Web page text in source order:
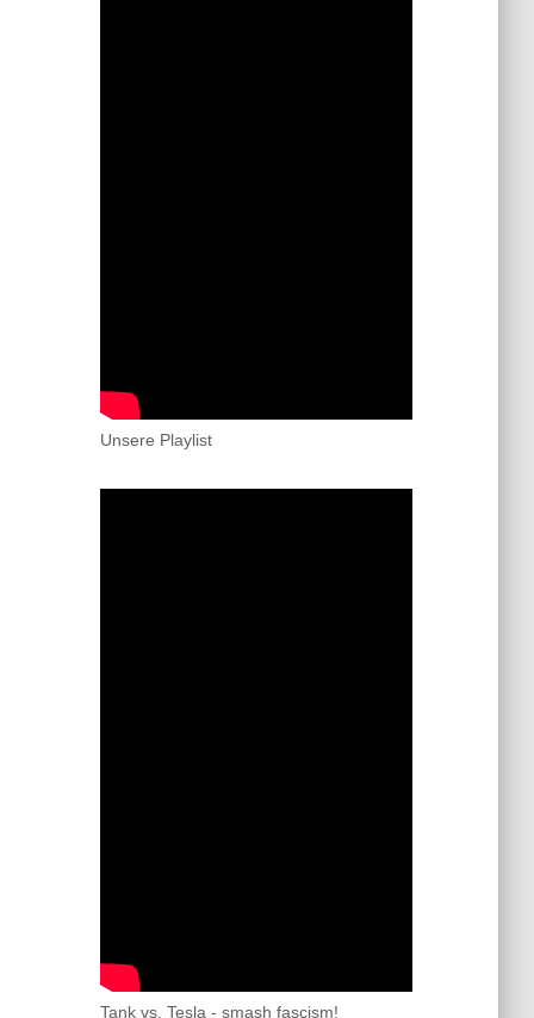
Unsere Playlist
Tank vs. Tesla - smash fascism!